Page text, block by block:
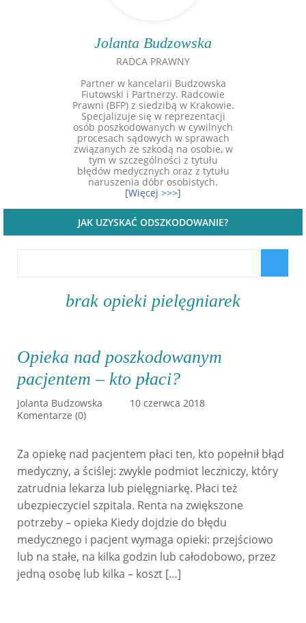
Jolanta Budzowska
RADCA PRAWNY
Partner w kancelarii Budzowska
Fiutowski i Partnerzy. Radcowie
Prawni (BFP) z siedzibą w Krakowie.
Specjalizuje się w reprezentacji
osób poszkodowanych w cywilnych
procesach sądowych w sprawach
związanych ze szkodą na osobie, w
tym w szczególności z tytułu
błędów medycznych oraz z tytułu
naruszenia dóbr osobistych.
[Więcej >>>]
JAK UZYSKAĆ ODSZKODOWANIE?
brak opieki pielęgniarek
Opieka nad poszkodowanym
pacjentem – kto płaci?
Jolanta Budzowska
10 czerwca 2018
Komentarze (0)
Za opiekę nad pacjentem płaci ten, kto popełnił błąd
medyczny, a ściślej: zwykle podmiot leczniczy, który
zatrudnia lekarza lub pielęgniarkę. Płaci też
ubezpieczyciel szpitala. Renta na zwiększone
potrzeby – opieka Kiedy dojdzie do błędu
medycznego i pacjent wymaga opieki: przejściowo
lub na stałe, na kilka godzin lub całodobowo, przez
jedną osobę lub kilka – koszt […]